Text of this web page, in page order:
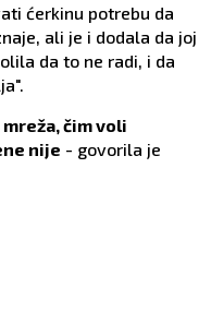
ćerkinu potrebu da
ali je i dodala da joj
da to ne radi, i da
čim voli
nije - govorila je